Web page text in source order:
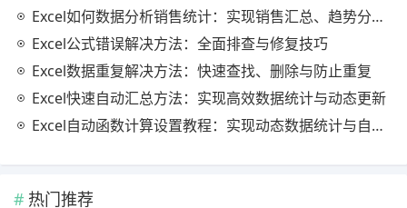
Excel如何数据分析销售统计：实现销售汇总、趋势分析与业绩优化
Excel公式错误解决方法：全面排查与修复技巧
Excel数据重复解决方法：快速查找、删除与防止重复
Excel快速自动汇总方法：实现高效数据统计与动态更新
Excel自动函数计算设置教程：实现动态数据统计与自动更新
热门推荐